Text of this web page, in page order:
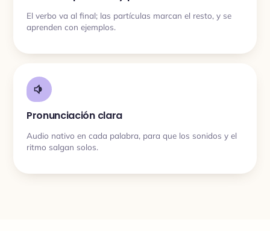
El verbo va al final; las partículas marcan el resto, y se
aprenden con ejemplos.
Pronunciación clara
Audio nativo en cada palabra, para que los sonidos y el
ritmo salgan solos.